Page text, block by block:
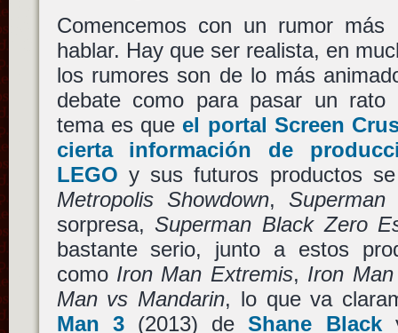
Comencemos con un rumor
hablar. Hay que ser realista, en
los rumores son de lo más
debate como para pasar un
tema es que el portal Screen
cierta información de
LEGO y sus futuros productos
Metropolis Showdown,
sorpresa,Superman Black Zero
bastante serio, junto a estos
como Iron Man Extremis, Iron
Man vs Mandarin, lo que va
Man 3(2013) deShane Black